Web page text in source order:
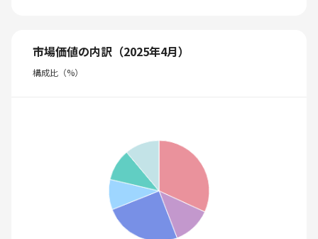
市場価値の内訳（2025年4月）
構成比（%）